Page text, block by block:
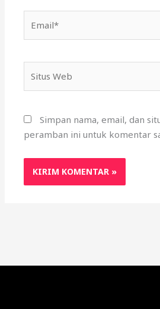
Web
Simpan nama, email, dan
peramban ini untuk komentar